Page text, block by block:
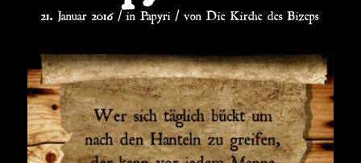
21. Januar 2016 / in Papyri / Die Kirche des Bizeps